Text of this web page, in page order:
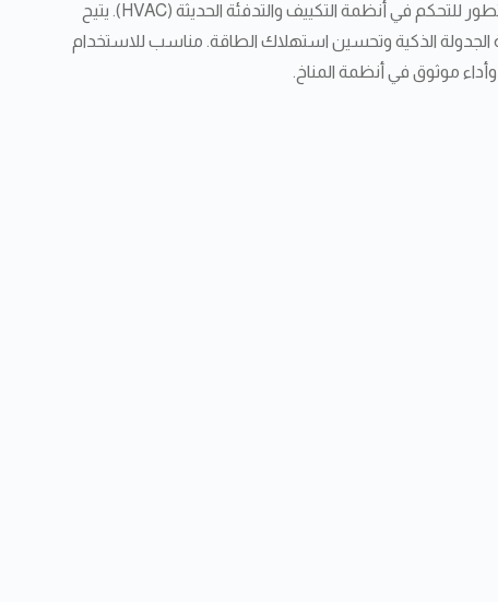
هو حل متطور للتحكم في أنظمة التكييف والتدفئة الحديثة (HVAC). يتيح
الجدولة الذكية وتحسين استهلاك الطاقة. مناسب للاستخدام
موثوق في أنظمة المناخ.